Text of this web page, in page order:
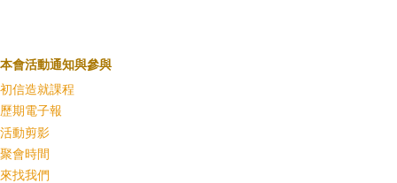
本會活動通知與參與
初信造就課程
歷期電子報
活動剪影
聚會時間
來找我們